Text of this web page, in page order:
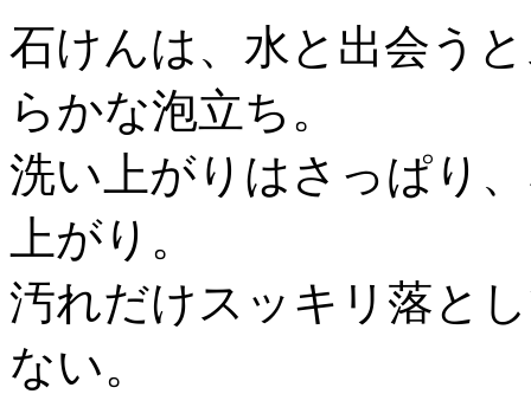
石けんは、水と出会う
らかな泡立ち。
洗い上がりはさっぱり
上がり。
汚れだけスッキリ落と
ない。